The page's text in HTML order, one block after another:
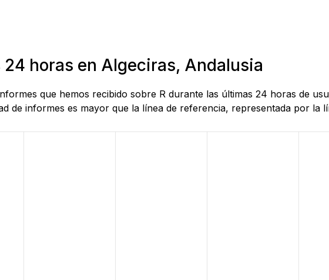
horas en Algeciras, Andalusia
que hemos recibido sobre R durante las últimas 24 horas de
de informes es mayor que la línea de referencia, representada por la